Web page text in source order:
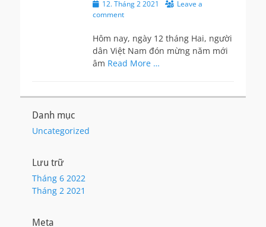
Posted
on
12. Tháng 2 2021
Leave a
comment
Hôm nay, ngày 12 tháng Hai, người
dân Việt Nam đón mừng năm mới
âm Read More …
Danh mục
Uncategorized
Lưu trữ
Tháng 6 2022
Tháng 2 2021
Meta